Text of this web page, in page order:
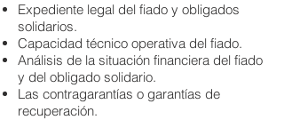
Expediente legal del fiado y obligados
solidarios.
Capacidad técnico operativa del fiado.
Análisis de la situación financiera del fiado
y del obligado solidario.
Las contragarantías o garantías de
recuperación.